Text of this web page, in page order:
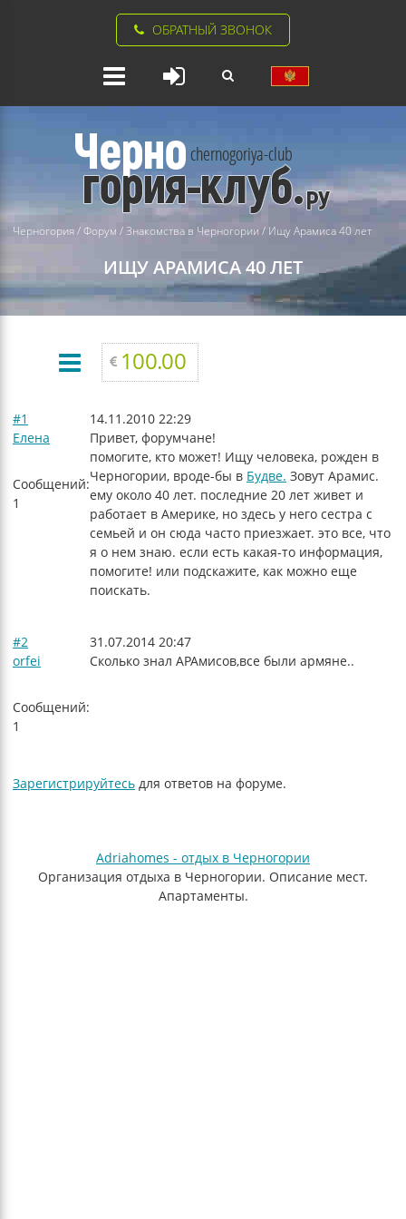
ОБРАТНЫЙ ЗВОНОК
Черногория/Форум /Знакомства в Черногории / Ищу Арамиса 40 лет
ИЩУ АРАМИСА 40 ЛЕТ
100.00
#1
14.11.2010 22:29
Елена
Сообщений:
1
Привет, форумчане!
помогите, кто может! Ищу человека, рожден в
Черногории, вроде-бы в Будве. Зовут Арамис.
ему около 40 лет. последние 20 лет живет и
работает в Америке, но здесь у него сестра с
семьей и он сюда часто приезжает. это все, что
я о нем знаю. если есть какая-то информация,
помогите! или подскажите, как можно еще
поискать.
#2
31.07.2014 20:47
orfei
Сообщений:
1
Сколько знал АРАмисов,все были армяне..
Зарегистрируйтесь для ответов на форуме.
Adriahomes - отдых в Черногории
Организация отдыха в Черногории. Описание мест.
Апартаменты.